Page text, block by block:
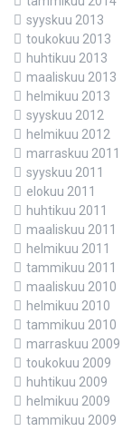
syyskuu 2013
toukokuu 2013
huhtikuu 2013
maaliskuu 2013
helmikuu 2013
syyskuu 2012
helmikuu 2012
marraskuu 2011
syyskuu 2011
elokuu 2011
huhtikuu 2011
maaliskuu 2011
helmikuu 2011
tammikuu 2011
maaliskuu 2010
helmikuu 2010
tammikuu 2010
marraskuu 2009
toukokuu 2009
huhtikuu 2009
helmikuu 2009
tammikuu 2009